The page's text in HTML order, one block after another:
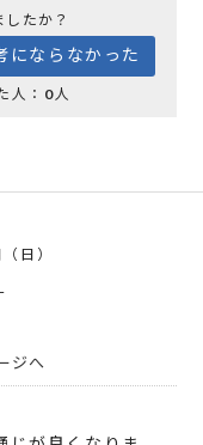
たか？
にならなかった
人： 0 人
日）
ジへ